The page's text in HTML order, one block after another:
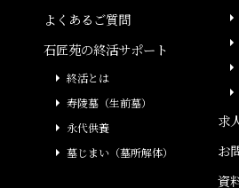
よくあるご質問
石匠苑の終活サポート
終活とは
寿陵墓（生前墓）
永代供養
墓じまい（墓所解体）
求
お
資